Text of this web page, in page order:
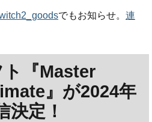
でもお知らせ。 連
『Master
』が2024年
決定！